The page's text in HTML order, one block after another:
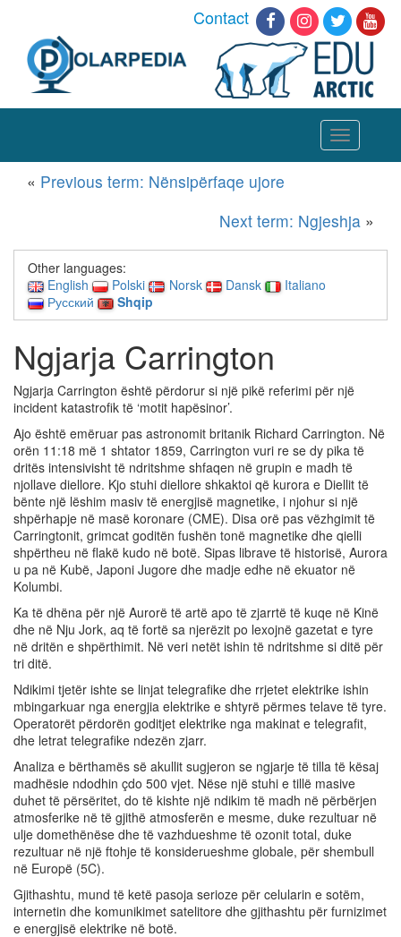
Contact
Toggle
navigation
« Previous term: Nënsipërfaqe ujore
Next term: Ngjeshja »
Other languages:
English
Polski Norsk Dansk
Italiano
Русский
Shqip
Ngjarja Carrington
Ngjarja Carrington është përdorur si një pikë referimi për një
incident katastrofik të ‘motit hapësinor’.
Ajo është emëruar pas astronomit britanik Richard Carrington. Në
orën 11:18 më 1 shtator 1859, Carrington vuri re se dy pika të
dritës intensivisht të ndritshme shfaqen në grupin e madh të
njollave diellore. Kjo stuhi diellore shkaktoi që kurora e Diellit të
bënte një lëshim masiv të energjisë magnetike, i njohur si një
shpërhapje në masë koronare (CME). Disa orë pas vëzhgimit të
Carringtonit, grimcat goditën fushën tonë magnetike dhe qielli
shpërtheu në flakë kudo në botë. Sipas librave të historisë, Aurora
u pa në Kubë, Japoni Jugore dhe madje edhe në ekuator në
Kolumbi.
Ka të dhëna për një Aurorë të artë apo të zjarrtë të kuqe në Kinë
dhe në Nju Jork, aq të fortë sa njerëzit po lexojnë gazetat e tyre
në dritën e shpërthimit. Në veri netët ishin të ndritshme si ditë për
tri ditë.
Ndikimi tjetër ishte se linjat telegrafike dhe rrjetet elektrike ishin
mbingarkuar nga energjia elektrike e shtyrë përmes telave të tyre.
Operatorët përdorën goditjet elektrike nga makinat e telegrafit,
dhe letrat telegrafike ndezën zjarr.
Analiza e bërthamës së akullit sugjeron se ngjarje të tilla të kësaj
madhësie ndodhin çdo 500 vjet. Nëse një stuhi e tillë masive
duhet të përsëritet, do të kishte një ndikim të madh në përbërjen
atmosferike në të gjithë atmosferën e mesme, duke rezultuar në
ulje domethënëse dhe të vazhdueshme të ozonit total, duke
rezultuar në një ftohje të konsiderueshme globale, për shembull
në Europë (5C).
Gjithashtu, mund të ketë pasoja serioze për celularin e sotëm,
internetin dhe komunikimet satelitore dhe gjithashtu për furnizimet
e energjisë elektrike në botë.